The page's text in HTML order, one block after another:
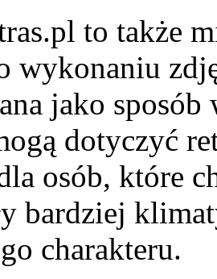
to także
wykonaniu
jako
dotyczyć
osób, które
bardziej
charakteru.